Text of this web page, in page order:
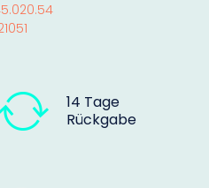
14 Tage
Rückgabe